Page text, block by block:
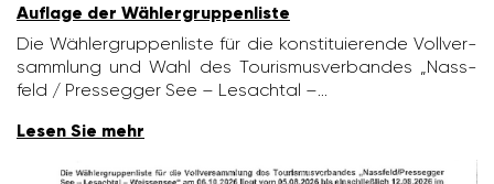
Auflage der Wähler­grup­pen­liste
Die Wähler­grup­pen­liste für die konsti­tu­ie­rende Voll­ver­
samm­lung und Wahl des Touris­mus­ver­bandes „Nass­
feld / Pres­segger See – Lesachtal –…
Lesen Sie mehr